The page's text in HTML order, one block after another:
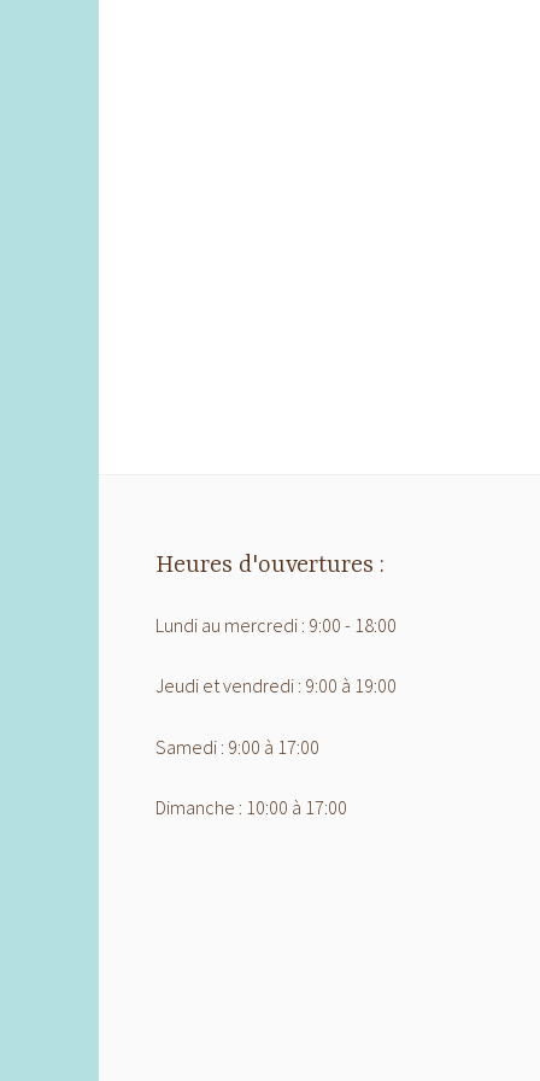
Heures d'ouvertures :
Lundi au mercredi : 9:00 - 18:00
Jeudi et vendredi : 9:00 à 19:00
Samedi : 9:00 à 17:00
Dimanche : 10:00 à 17:00